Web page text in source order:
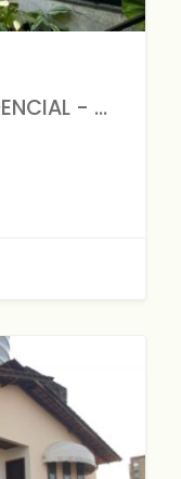
MARINA RIO BELLO RESIDENCIAL - CASA DUPLEX - DISPONÍVEL PARA VENDA OU LOCAÇÃO